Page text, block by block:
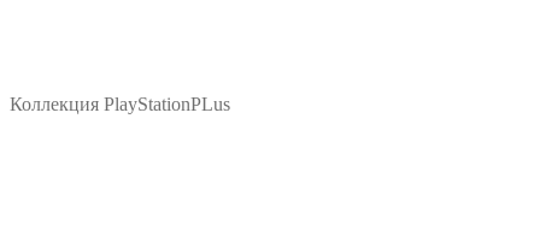
Коллекция PlayStationPLus